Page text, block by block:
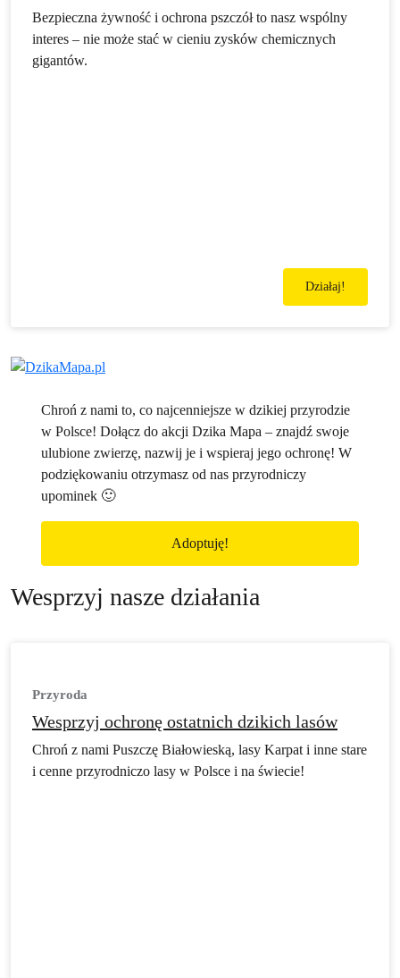
Bezpieczna żywność i ochrona pszczół to nasz wspólny
interes – nie może stać w cieniu zysków chemicznych
gigantów.
Działaj!
Chroń z nami to, co najcenniejsze w dzikiej przyrodzie
w Polsce! Dołącz do akcji Dzika Mapa – znajdź swoje
ulubione zwierzę, nazwij je i wspieraj jego ochronę! W
podziękowaniu otrzymasz od nas przyrodniczy
upominek 🙂
Adoptuję!
Wesprzyj nasze działania
Przyroda
Wesprzyj ochronę ostatnich dzikich lasów
Chroń z nami Puszczę Białowieską, lasy Karpat i inne stare
i cenne przyrodniczo lasy w Polsce i na świecie!